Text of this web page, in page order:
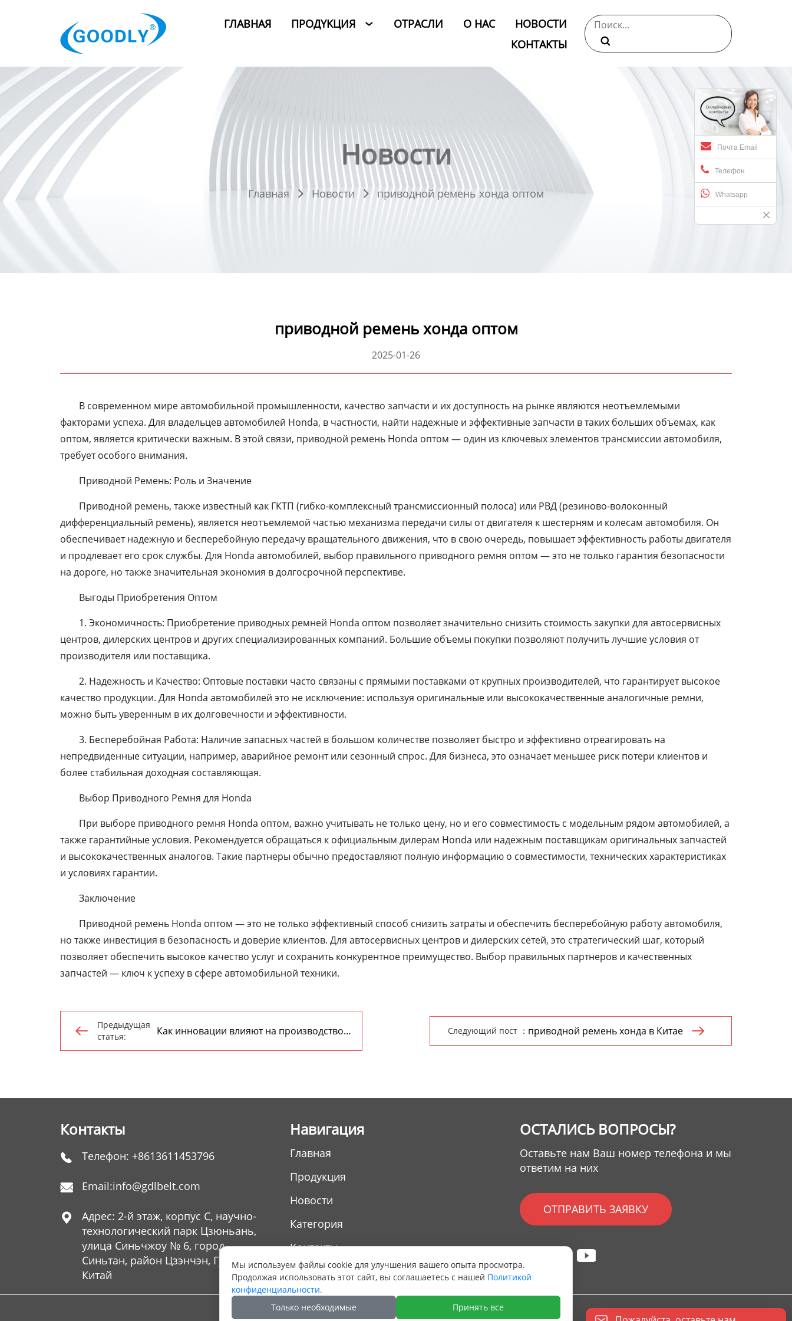
ГЛАВНАЯ ПРОДYKЦИЯ  ОТРАСЛИ O HAC
НОВОСТИ
КОНТАKTЫ

Продукция
ОТРАСЛИ
Категория
Новости
Контакты
Почта Email
Телефон
Whatsapp
Новости
Главная  Новости  приводной ремень хонда оптом
приводной ремень хонда оптом
2025-01-26
В современном мире автомобильной промышленности, качество запчасти и их доступность на рынке являются неотъемлемыми
факторами успеха. Для владельцев автомобилей Honda, в частности, найти надежные и эффективные запчасти в таких больших объемах, как
оптом, является критически важным. В этой связи, приводной ремень Honda оптом — один из ключевых элементов трансмиссии автомобиля,
требует особого внимания.
Приводной Ремень: Роль и Значение
Приводной ремень, также известный как ГКТП (гибко-комплексный трансмиссионный полоса) или РВД (резиново-волоконный
дифференциальный ремень), является неотъемлемой частью механизма передачи силы от двигателя к шестерням и колесам автомобиля. Он
обеспечивает надежную и бесперебойную передачу вращательного движения, что в свою очередь, повышает эффективность работы двигателя
и продлевает его срок службы. Для Honda автомобилей, выбор правильного приводного ремня оптом — это не только гарантия безопасности
на дороге, но также значительная экономия в долгосрочной перспективе.
Выгоды Приобретения Оптом
1. Экономичность: Приобретение приводных ремней Honda оптом позволяет значительно снизить стоимость закупки для автосервисных
центров, дилерских центров и других специализированных компаний. Большие объемы покупки позволяют получить лучшие условия от
производителя или поставщика.
2. Надежность и Качество: Оптовые поставки часто связаны с прямыми поставками от крупных производителей, что гарантирует высокое
качество продукции. Для Honda автомобилей это не исключение: используя оригинальные или высококачественные аналогичные ремни,
можно быть уверенным в их долговечности и эффективности.
3. Бесперебойная Работа: Наличие запасных частей в большом количестве позволяет быстро и эффективно отреагировать на
непредвиденные ситуации, например, аварийное ремонт или сезонный спрос. Для бизнеса, это означает меньшее риск потери клиентов и
более стабильная доходная составляющая.
Выбор Приводного Ремня для Honda
При выборе приводного ремня Honda оптом, важно учитывать не только цену, но и его совместимость с модельным рядом автомобилей, а
также гарантийные условия. Рекомендуется обращаться к официальным дилерам Honda или надежным поставщикам оригинальных запчастей
и высококачественных аналогов. Такие партнеры обычно предоставляют полную информацию о совместимости, технических характеристиках
и условиях гарантии.
Заключение
Приводной ремень Honda оптом — это не только эффективный способ снизить затраты и обеспечить бесперебойную работу автомобиля,
но также инвестиция в безопасность и доверие клиентов. Для автосервисных центров и дилерских сетей, это стратегический шаг, который
позволяет обеспечить высокое качество услуг и сохранить конкурентное преимущество. Выбор правильных партнеров и качественных
запчастей — ключ к успеху в сфере автомобильной техники.

Предыдущая
статья:
Как инновации влияют на производство
Следующий пост ： приводной ремень хонда в Китае 
Контакты
 Телефон: +8613611453796
 Email:info@gdlbelt.com

Адрес: 2-й этаж, корпус C, научно-
технологический парк Цзюньань,
улица Синьчжоу № 6, город
Синьтан, район Цзэнчэн, Гуанчжоу,
Китай
Hавигация
Главная
Продукция
Новости
Категория
Контакты
ОСТАЛИСЬ ВОПРОСЫ?
Оставьте нам Ваш номер телефона и мы
ответим на них
ОТПРАВИТЬ ЗАЯВКУ
Copyright © Guangzhou GOODLY Industry Belt Co. Ltd. All Rights Reserved.
Мы используем файлы cookie для улучшения вашего опыта просмотра.
Продолжая использовать этот сайт, вы соглашаетесь с нашей Политикой
конфиденциальности.
Только необходимые
Принять все